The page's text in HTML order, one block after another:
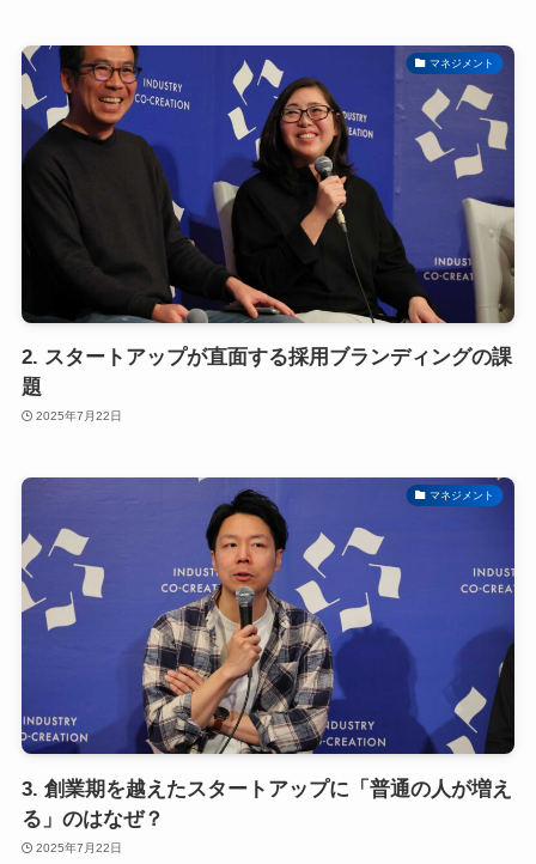
マネジメント
2. スタートアップが直面する採用ブランディングの課
題
2025年7月22日
マネジメント
3. 創業期を越えたスタートアップに「普通の人が増え
る」のはなぜ？
2025年7月22日